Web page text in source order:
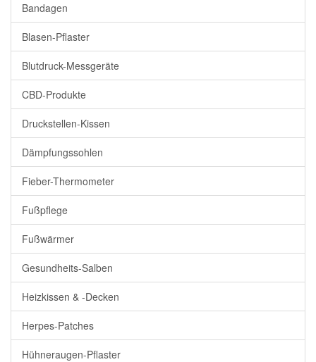
Bandagen
Blasen-Pflaster
Blutdruck-Messgeräte
CBD-Produkte
Druckstellen-Kissen
Dämpfungssohlen
Fieber-Thermometer
Fußpflege
Fußwärmer
Gesundheits-Salben
Heizkissen & -Decken
Herpes-Patches
Hühneraugen-Pflaster